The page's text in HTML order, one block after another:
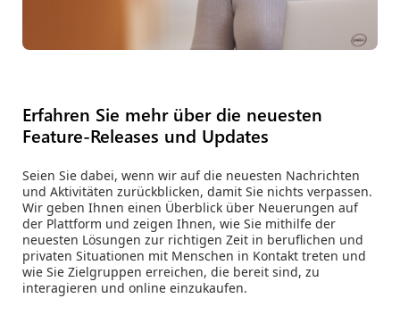
Erfahren Sie mehr über die neuesten
Feature-Releases und Updates
Seien Sie dabei, wenn wir auf die neuesten Nachrichten
und Aktivitäten zurückblicken, damit Sie nichts verpassen.
Wir geben Ihnen einen Überblick über Neuerungen auf
der Plattform und zeigen Ihnen, wie Sie mithilfe der
neuesten Lösungen zur richtigen Zeit in beruflichen und
privaten Situationen mit Menschen in Kontakt treten und
wie Sie Zielgruppen erreichen, die bereit sind, zu
interagieren und online einzukaufen.